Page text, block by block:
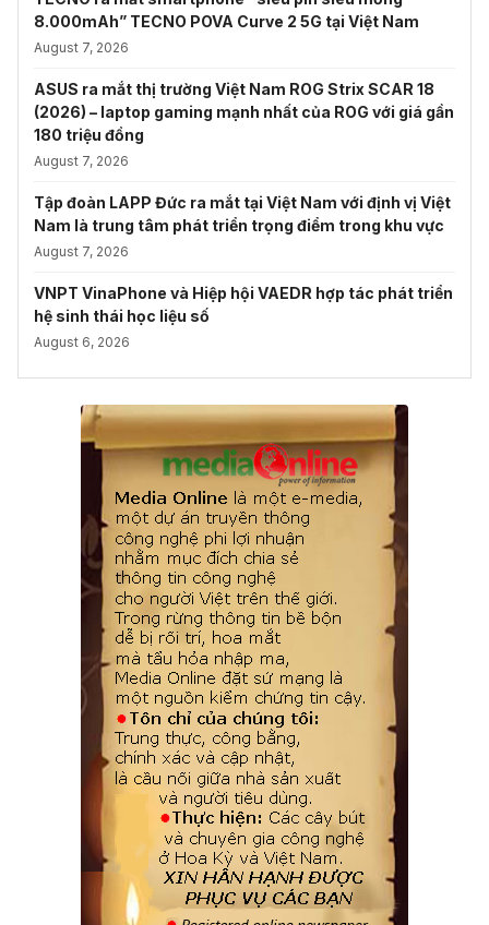
8.000mAh” TECNO POVA Curve 2 5G tại Việt Nam
August 7, 2026
ASUS ra mắt thị trường Việt Nam ROG Strix SCAR 18
(2026) – laptop gaming mạnh nhất của ROG với giá gần
180 triệu đồng
August 7, 2026
Tập đoàn LAPP Đức ra mắt tại Việt Nam với định vị Việt
Nam là trung tâm phát triển trọng điểm trong khu vực
August 7, 2026
VNPT VinaPhone và Hiệp hội VAEDR hợp tác phát triển
hệ sinh thái học liệu số
August 6, 2026